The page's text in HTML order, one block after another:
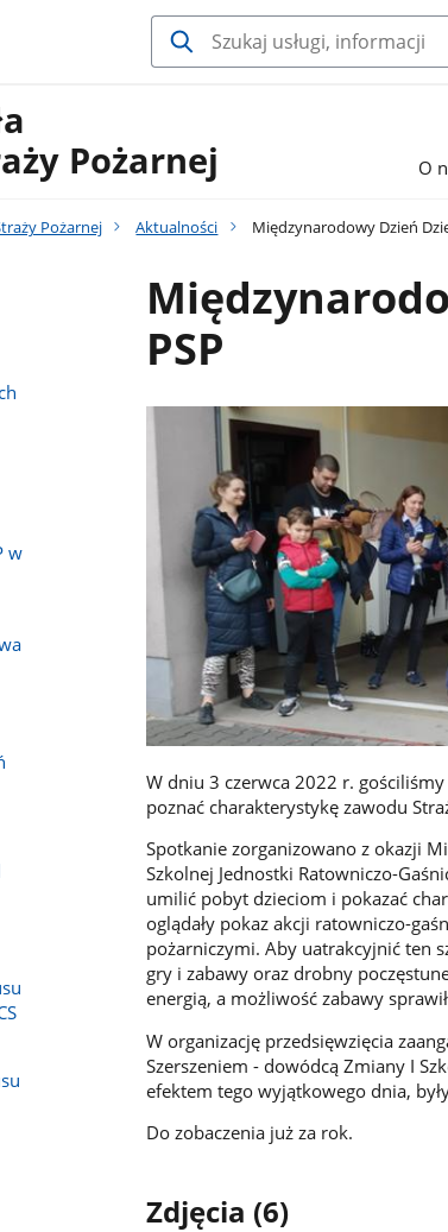
Pożarnej
O
Pożarnej Aktualności Międzynarodowy Dzień
w
PSP
W dniu 3 czerwca 2022 r.
poznać charakterystykę zawodu
Spotkanie zorganizowano z okazji
Szkolnej Jednostki Ratowniczo-
umilić pobyt dzieciom i pokazać
oglądały pokaz akcji ratowniczo-
pożarniczymi. Aby uatrakcyjnić ten
gry i zabawy oraz drobny
energią, a możliwość zabawy
W organizację przedsięwzięcia
Szerszeniem - dowódcą Zmiany I
efektem tego wyjątkowego dnia,
Do zobaczenia już za rok.
Zdjęcia (6)